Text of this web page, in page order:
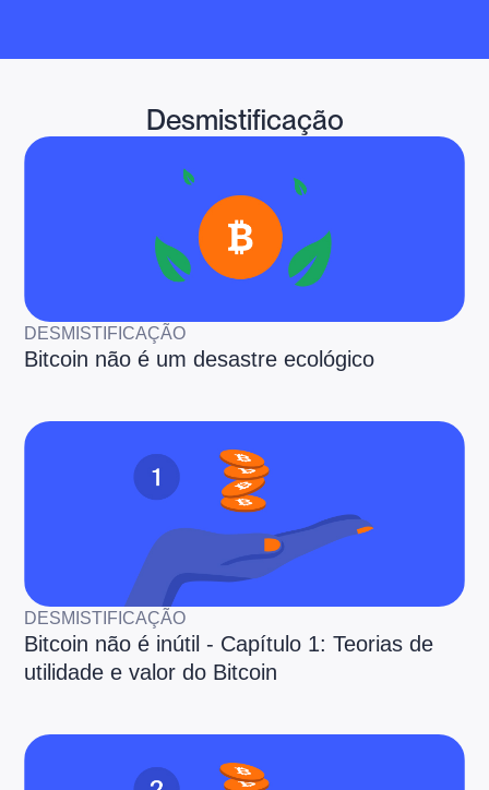
Desmistificação
DESMISTIFICAÇÃO
Bitcoin não é um desastre ecológico
DESMISTIFICAÇÃO
Bitcoin não é inútil - Capítulo 1: Teorias de
utilidade e valor do Bitcoin